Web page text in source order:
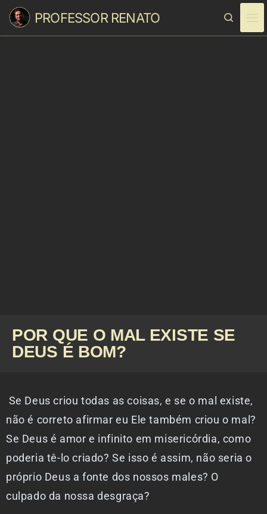
Skip to content
PROFESSOR RENATO
POR QUE O MAL EXISTE SE
DEUS É BOM?
Se Deus criou todas as coisas, e se o mal existe,
não é correto afirmar eu Ele também criou o mal?
Se Deus é amor e infinito em misericórdia, como
poderia tê-lo criado? Se isso é assim, não seria o
próprio Deus a fonte dos nossos males? O
culpado da nossa desgraça?